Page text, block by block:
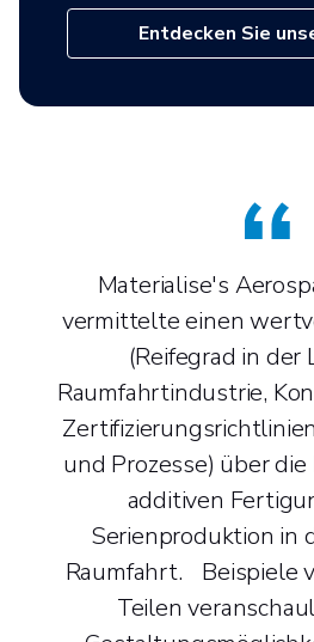
Entdecken Sie
Materialise's
vermittelte einen
(Reifegrad in der
Raumfahrtindustrie,
und Prozesse) über
additiven
Serienproduktion in
Raumfahrt. Beispiele
Teilen